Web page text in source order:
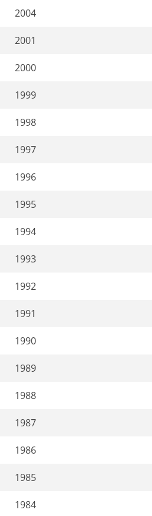
2004
2001
2000
1999
1998
1997
1996
1995
1994
1993
1992
1991
1990
1989
1988
1987
1986
1985
1984